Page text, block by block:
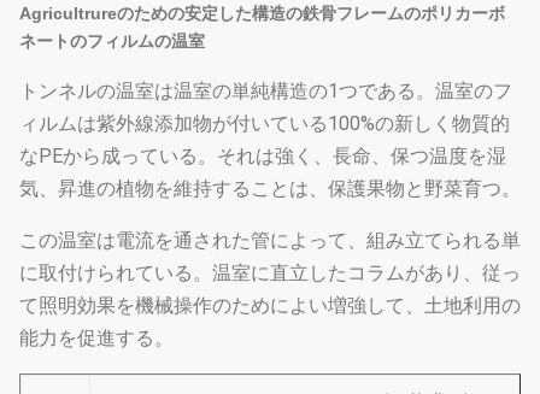
Agricultrureのための安定した構造の鉄骨フレームのポリカーボ
ネートのフィルムの温室
トンネルの温室は温室の単純構造の1つである。温室のフ
ィルムは紫外線添加物が付いている100%の新しく物質的
なPEから成っている。それは強く、長命、保つ温度を湿
気、昇進の植物を維持することは、保護果物と野菜育つ。
この温室は電流を通された管によって、組み立てられる単
に取付けられている。温室に直立したコラムがあり、従っ
て照明効果を機械操作のためによい増強して、土地利用の
能力を促進する。